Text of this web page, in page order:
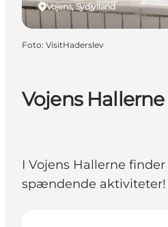
Vojens Hallerne
I Vojens Hallerne
spændende aktiviteter!
Vojens, Sydjylland
Foto: VisitHaderslev